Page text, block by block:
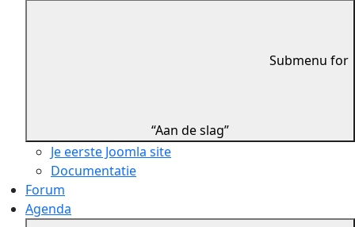
Submenu for
“Aan de slag”
Je eerste Joomla site
Documentatie
Forum
Agenda